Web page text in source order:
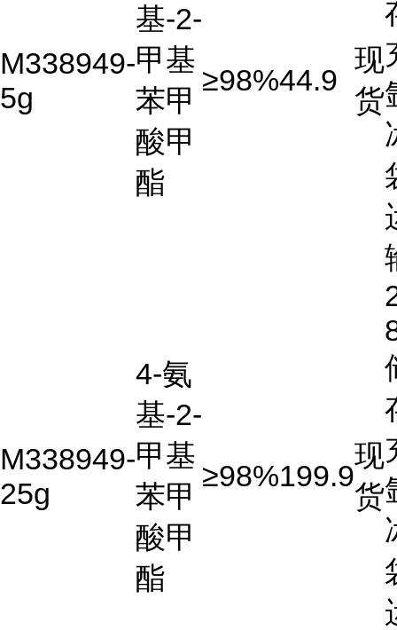
M338949-
5g
基-2-
甲基
苯甲
酸甲
酯
≥98%44.9
现
货
M338949-
25g
4-氨
基-2-
甲基
苯甲
酸甲
酯
≥98%199.9
现
货